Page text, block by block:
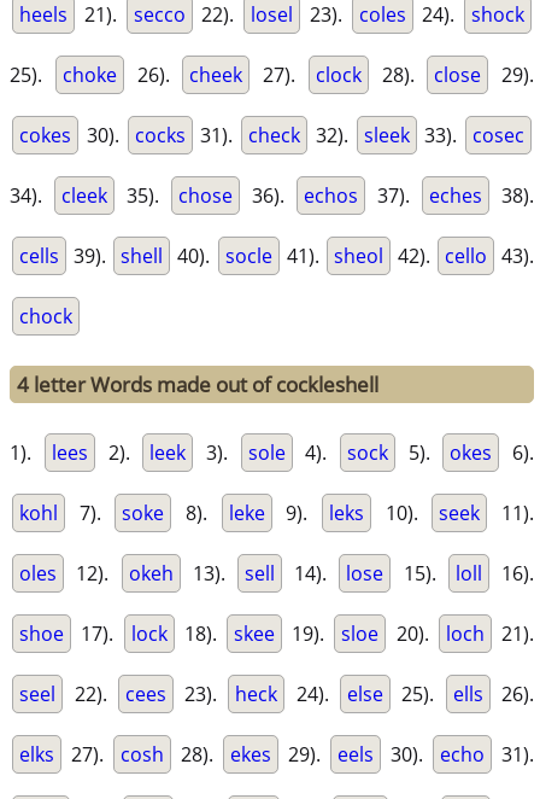
heels 21). secco 22). losel 23). coles 24). shock
25). choke 26). cheek 27). clock 28). close 29).
cokes 30). cocks 31). check 32). sleek 33). cosec
34). cleek 35). chose 36). echos 37). eches 38).
cells 39). shell 40). socle 41). sheol 42). cello 43).
chock
4 letter Words made out of cockleshell
1). lees 2). leek 3). sole 4). sock 5). okes 6).
kohl 7). soke 8). leke 9). leks 10). seek 11).
oles 12). okeh 13). sell 14). lose 15). loll 16).
shoe 17). lock 18). skee 19). sloe 20). loch 21).
seel 22). cees 23). heck 24). else 25). ells 26).
elks 27). cosh 28). ekes 29). eels 30). echo 31).